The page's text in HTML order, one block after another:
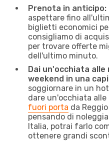
Prenota in anticipo:
aspettare fino
biglietti economici
consigliamo di
per trovare offerte
dell'ultimo minuto.
Dai un'occhiata
weekend in una
soggiornare in un
dare un'occhiata
fuori porta da
pensando di
Italia, potrai farlo
ottenere grandi